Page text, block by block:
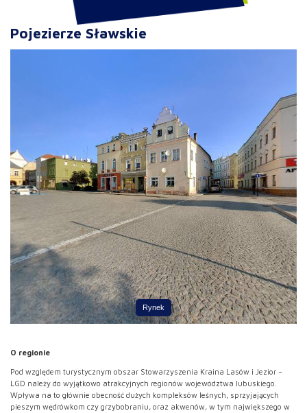
Pojezierze Sławskie
Rynek
O regionie
Pod względem turystycznym obszar Stowarzyszenia Kraina Lasów i Jezior –
LGD należy do wyjątkowo atrakcyjnych regionów województwa lubuskiego.
Wpływa na to głównie obecność dużych kompleksów leśnych, sprzyjających
pieszym wędrówkom czy grzybobraniu, oraz akwenów, w tym największego w